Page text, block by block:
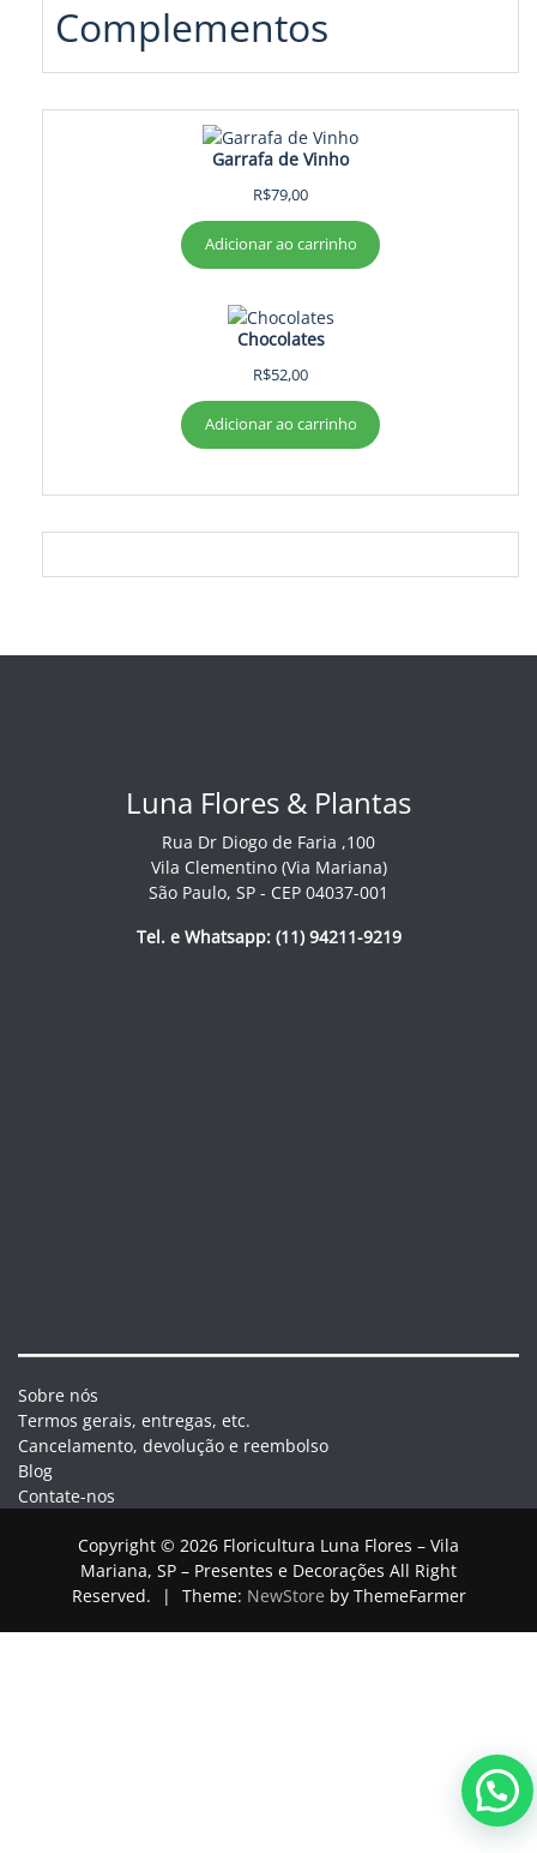
Complementos
Garrafa de Vinho
R$79,00
Adicionar ao carrinho
Chocolates
R$52,00
Adicionar ao carrinho
Luna Flores & Plantas
Rua Dr Diogo de Faria ,100
Vila Clementino (Via Mariana)
São Paulo, SP - CEP 04037-001
Tel. e Whatsapp: (11) 94211-9219
Sobre nós
Termos gerais, entregas, etc.
Cancelamento, devolução e reembolso
Blog
Contate-nos
Copyright © 2026 Floricultura Luna Flores – Vila
Mariana, SP – Presentes e Decorações All Right
Reserved.
| Theme: NewStore by ThemeFarmer